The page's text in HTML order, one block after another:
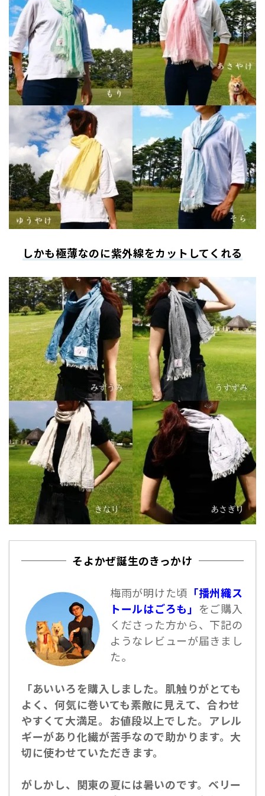
しかも極薄なのに紫外線をカットしてくれる
そよかぜ誕生のきっかけ
梅雨が明けた頃 「播州織ス
トールはごろも」 をご購入
くださった方から、下記の
ようなレビューが届きまし
た。
「あいいろを購入しました。肌触りがとても
よく、何気に巻いても素敵に見えて、合わせ
やすくて大満足。お値段以上でした。アレル
ギーがあり化繊が苦手なので助かります。大
切に使わせていただきます。
がしかし、関東の夏には暑いのです。ベリー